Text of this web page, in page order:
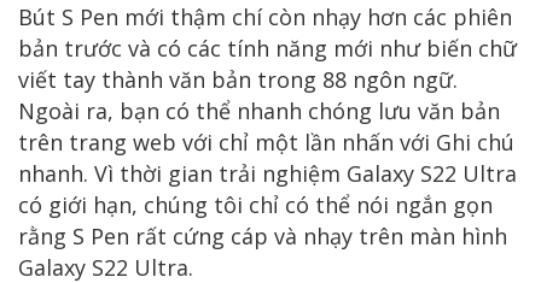
Bút S Pen mới thậm chí còn nhạy hơn các phiên
bản trước và có các tính năng mới như biến chữ
viết tay thành văn bản trong 88 ngôn ngữ.
Ngoài ra, bạn có thể nhanh chóng lưu văn bản
trên trang web với chỉ một lần nhấn với Ghi chú
nhanh. Vì thời gian trải nghiệm Galaxy S22 Ultra
có giới hạn, chúng tôi chỉ có thể nói ngắn gọn
rằng S Pen rất cứng cáp và nhạy trên màn hình
Galaxy S22 Ultra.